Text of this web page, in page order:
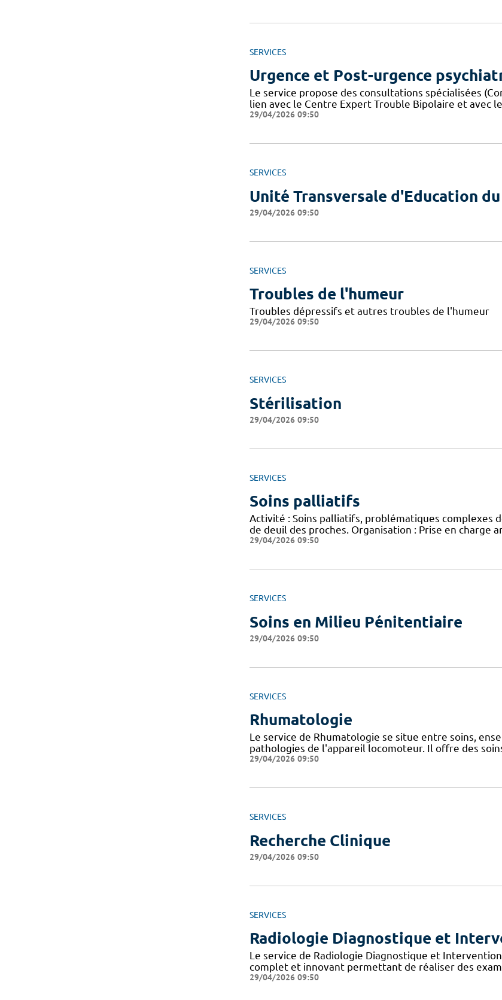
SERVICES
Urgence et Post-urgence
Le service propose des consultations spécialisées
lien avec le Centre Expert Trouble Bipolaire et avec
29/04/2026 09:50
SERVICES
Unité Transversale d'Education
29/04/2026 09:50
SERVICES
Troubles de l'humeur
Troubles dépressifs et autres troubles de l'humeur
29/04/2026 09:50
SERVICES
Stérilisation
29/04/2026 09:50
SERVICES
Soins palliatifs
Activité : Soins palliatifs, problématiques complexes
de deuil des proches. Organisation : Prise en charge
29/04/2026 09:50
SERVICES
Soins en Milieu Pénitentiaire
29/04/2026 09:50
SERVICES
Rhumatologie
Le service de Rhumatologie se situe entre soins,
pathologies de l'appareil locomoteur. Il offre des
29/04/2026 09:50
SERVICES
Recherche Clinique
29/04/2026 09:50
SERVICES
Radiologie Diagnostique et
Le service de Radiologie Diagnostique et
complet et innovant permettant de réaliser des
29/04/2026 09:50